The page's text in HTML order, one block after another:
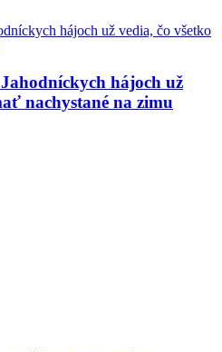
hájoch už
nachystané na zimu